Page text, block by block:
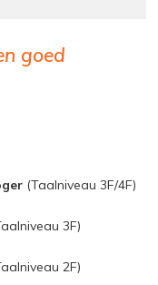
goed
(Taalniveau 3F/4F)
3F)
2F)